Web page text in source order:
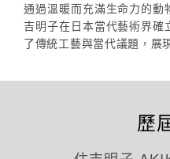
通過溫暖而充滿生命力的
吉明子在日本當代藝術界
了傳統工藝與當代議題，展
歷